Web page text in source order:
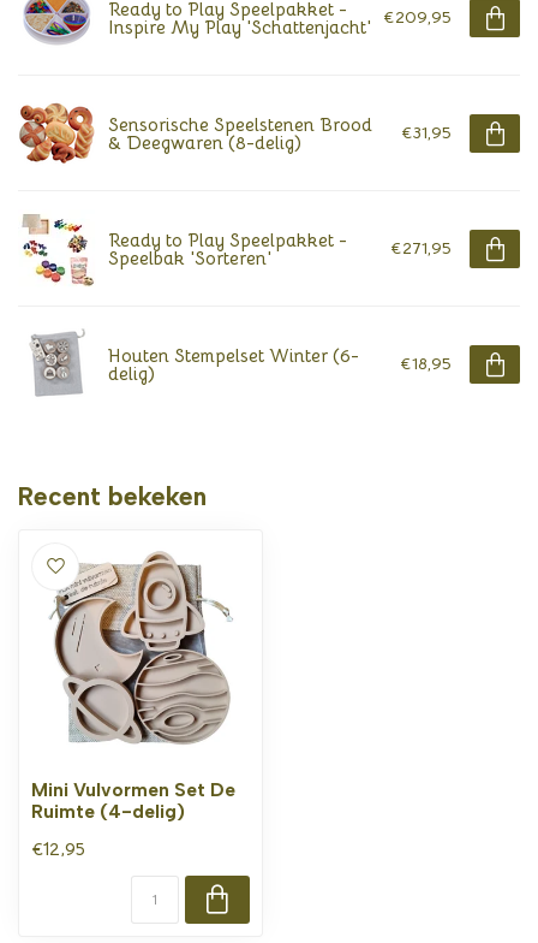
Ready to Play Speelpakket -
Inspire My Play 'Schattenjacht' €209,95
Sensorische Speelstenen Brood
& Deegwaren (8-delig) €31,95
Ready to Play Speelpakket -
Speelbak 'Sorteren' €271,95
Houten Stempelset Winter (6-
delig) €18,95
Recent bekeken
Mini Vulvormen Set De
Ruimte (4-delig)
€12,95